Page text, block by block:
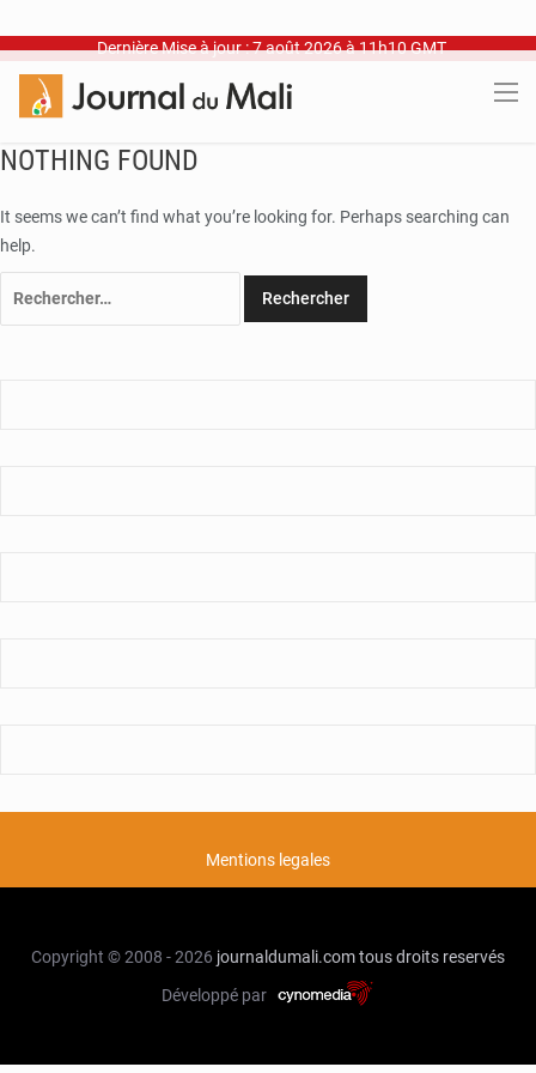
Dernière Mise à jour : 7 août 2026 à 11h10 GMT
NOTHING FOUND
It seems we can’t find what you’re looking for. Perhaps searching can
help.
Mentions legales
Copyright © 2008 - 2026 journaldumali.comtous droits reservés
Développé par